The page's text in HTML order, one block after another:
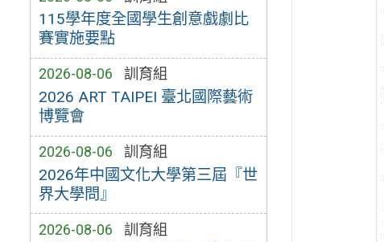
115學年度全國學生創意戲劇比
賽實施要點
2026-08-06 訓育組
2026 ART TAIPEI 臺北國際藝術
博覽會
2026-08-06 訓育組
2026年中國文化大學第三屆『世
界大學問』
2026-08-06 訓育組